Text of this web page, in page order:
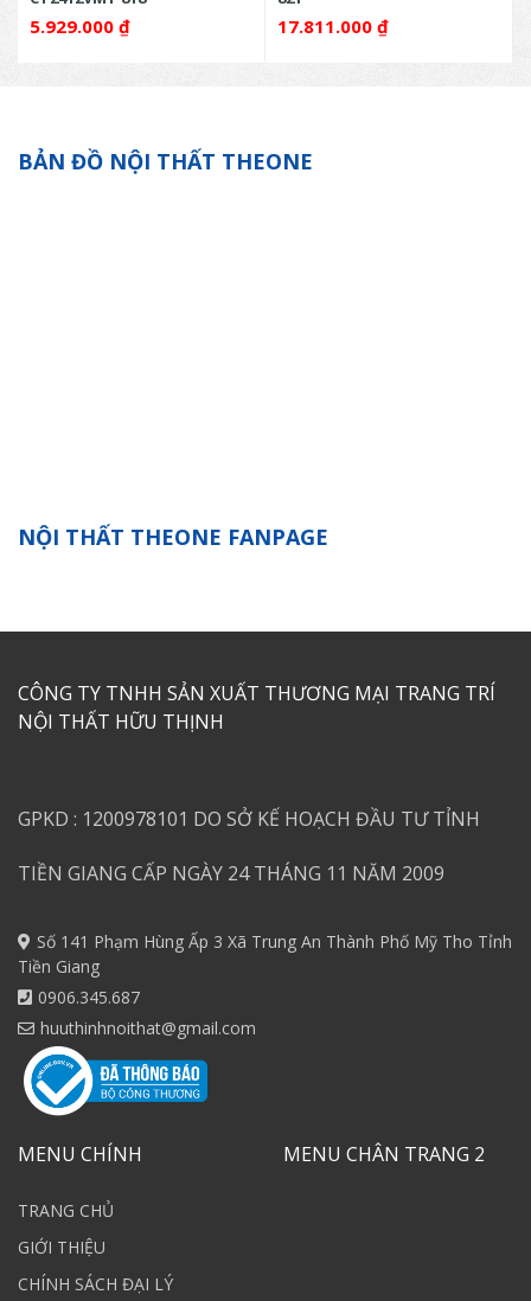
5.929.000 ₫ 17.811.000 ₫
BẢN ĐỒ NỘI THẤT THEONE
NỘI THẤT THEONE FANPAGE
CÔNG TY TNHH SẢN XUẤT THƯƠNG MẠI TRANG TRÍ
NỘI THẤT HỮU THỊNH
GPKD : 1200978101 DO SỞ KẾ HOẠCH ĐẦU TƯ TỈNH
TIỀN GIANG CẤP NGÀY 24 THÁNG 11 NĂM 2009
Số 141 Phạm Hùng Ấp 3 Xã Trung An Thành Phố Mỹ Tho Tỉnh
Tiền Giang
0906.345.687
huuthinhnoithat@gmail.com
MENU CHÍNH
TRANG CHỦ
GIỚI THIỆU
CHÍNH SÁCH ĐẠI LÝ
MENU CHÂN TRANG 2